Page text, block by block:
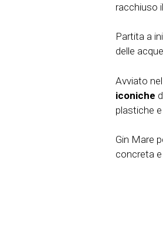
racchiuso
Partita a
delle
Avviato
iconiche
plastiche
Gin Mare
concreta